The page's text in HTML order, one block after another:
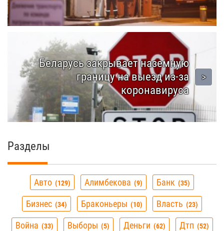
Беларусь закрывает наземную
границу на выезд из-за
коронавируса
Разделы
Авто 129 Алимбекова 9 Банк 35
Бизнес 34 Браконьеры 10 Власть 23
Война 33 Выборы 5 Деньги 62 Дтп 52